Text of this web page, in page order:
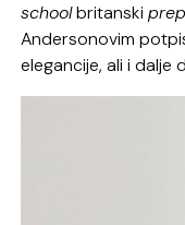
schoolbritanski
Andersonovim
elegancije, ali i dalje